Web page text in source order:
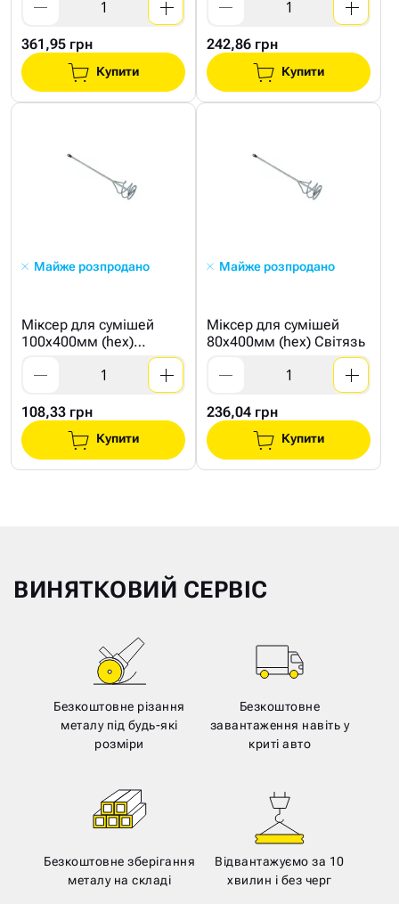
361,95 грн
Купити
242,86 грн
Купити
Майже розпродано
Міксер для сумішей
100х400мм (hex)
108,33 грн
Купити
Майже розпродано
Міксер для сумішей
80х400мм (hex) Світязь
236,04 грн
Купити
ВИНЯТКОВИЙ СЕРВІС
Безкоштовне різання
металу під будь-які
розміри
Безкоштовне
завантаження навіть у
криті авто
Безкоштовне зберігання
металу на складі
Відвантажуємо за 10
хвилин і без черг